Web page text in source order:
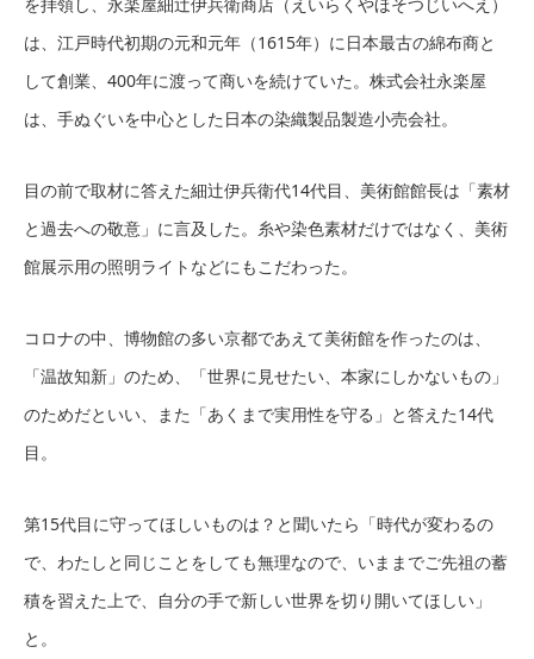
は、江戸時代初期の元和元年（1615年）に日本最古の綿布商と
して創業、400年に渡って商いを続けていた。株式会社永楽屋
は、手ぬぐいを中心とした日本の染織製品製造小売会社。
目の前で取材に答えた細辻伊兵衛代14代目、美術館館長は「素材
と過去への敬意」に言及した。糸や染色素材だけではなく、美術
館展示用の照明ライトなどにもこだわった。
コロナの中、博物館の多い京都であえて美術館を作ったのは、
「温故知新」のため、「世界に見せたい、本家にしかないもの」
のためだといい、また「あくまで実用性を守る」と答えた14代
目。
第15代目に守ってほしいものは？と聞いたら「時代が変わるの
で、わたしと同じことをしても無理なので、いままでご先祖の蓄
積を習えた上で、自分の手で新しい世界を切り開いてほしい」
と。